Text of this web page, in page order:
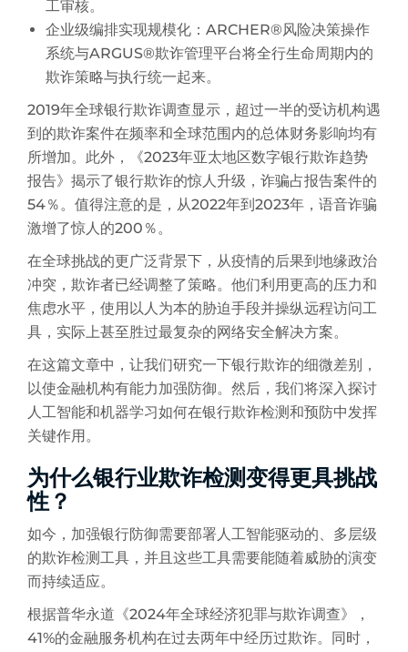
工审核。
企业级编排实现规模化：ARCHER®风险决策操作
系统与ARGUS®欺诈管理平台将全行生命周期内的
欺诈策略与执行统一起来。
2019年全球银行欺诈调查显示，超过一半的受访机构遇
到的欺诈案件在频率和全球范围内的总体财务影响均有
所增加。此外，《2023年亚太地区数字银行欺诈趋势
报告》揭示了银行欺诈的惊人升级，诈骗占报告案件的
54％。值得注意的是，从2022年到2023年，语音诈骗
激增了惊人的200％。
在全球挑战的更广泛背景下，从疫情的后果到地缘政治
冲突，欺诈者已经调整了策略。他们利用更高的压力和
焦虑水平，使用以人为本的胁迫手段并操纵远程访问工
具，实际上甚至胜过最复杂的网络安全解决方案。
在这篇文章中，让我们研究一下银行欺诈的细微差别，
以使金融机构有能力加强防御。然后，我们将深入探讨
人工智能和机器学习如何在银行欺诈检测和预防中发挥
关键作用。
为什么银行业欺诈检测变得更具挑战
性？
如今，加强银行防御需要部署人工智能驱动的、多层级
的欺诈检测工具，并且这些工具需要能随着威胁的演变
而持续适应。
根据普华永道《2024年全球经济犯罪与欺诈调查》，
41%的金融服务机构在过去两年中经历过欺诈。同时，